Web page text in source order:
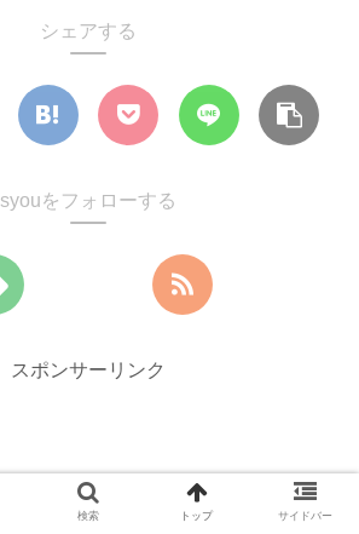
シェアする
syouをフォローする
スポンサーリンク
検索 トップ サイドバー